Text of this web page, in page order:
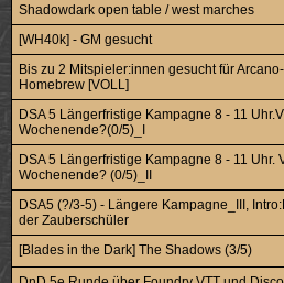
Shadowdark open table / west marches
[WH40k] - GM gesucht
Bis zu 2 Mitspieler:innen gesucht für
Homebrew [VOLL]
DSA 5 Längerfristige Kampagne 8 - 11
Wochenende?(0/5)_I
DSA 5 Längerfristige Kampagne 8 - 11 Uhr.
Wochenende? (0/5)_II
DSA5 (?/3-5) - Längere Kampagne_III,
der Zauberschüler
[Blades in the Dark] The Shadows (3/5)